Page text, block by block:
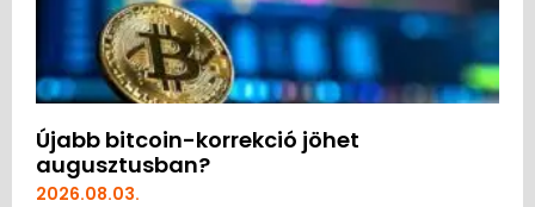
Újabb bitcoin-korrekció jöhet
augusztusban?
2026.08.03.